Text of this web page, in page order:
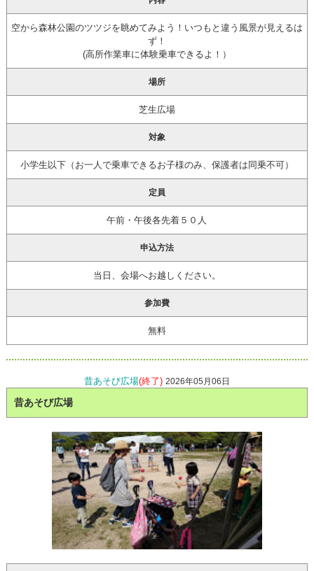
空から森林公園のツツジを眺めてみよう！いつもと違う風景が見えるは
ず！
(高所作業車に体験乗車できるよ！）
場所
芝生広場
対象
小学生以下（お一人で乗車できるお子様のみ、保護者は同乗不可）
定員
午前・午後各先着５０人
申込方法
当日、会場へお越しください。
参加費
無料
昔あそび広場(終了) 2026年05月06日
昔あそび広場